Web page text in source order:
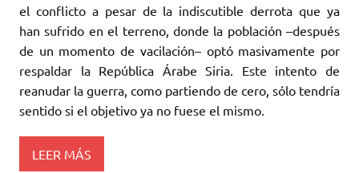
el conflicto a pesar de la indiscutible derrota que ya
han sufrido en el terreno, donde la población –después
de un momento de vacilación– optó masivamente por
respaldar la República Árabe Siria. Este intento de
reanudar la guerra, como partiendo de cero, sólo tendría
sentido si el objetivo ya no fuese el mismo.
LEER MÁS